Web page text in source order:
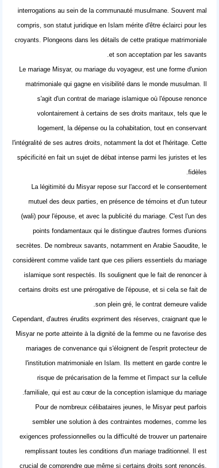
interrogations au sein de la communauté musulmane. Souvent mal
compris, son statut juridique en Islam mérite d'être éclairci pour les
croyants. Plongeons dans les détails de cette pratique matrimoniale
et son acceptation par les savants.
Le mariage Misyar, ou mariage du voyageur, est une forme d'union
matrimoniale qui gagne en visibilité dans le monde musulman. Il
s'agit d'un contrat de mariage islamique où l'épouse renonce
volontairement à certains de ses droits maritaux, tels que le
logement, la dépense ou la cohabitation, tout en conservant
l'intégralité de ses autres droits, notamment la dot et l'héritage. Cette
spécificité en fait un sujet de débat intense parmi les juristes et les
fidèles.
La légitimité du Misyar repose sur l'accord et le consentement
mutuel des deux parties, en présence de témoins et d'un tuteur
(wali) pour l'épouse, et avec la publicité du mariage. C'est l'un des
points fondamentaux qui le distingue d'autres formes d'unions
secrètes. De nombreux savants, notamment en Arabie Saoudite, le
considèrent comme valide tant que ces piliers essentiels du mariage
islamique sont respectés. Ils soulignent que le fait de renoncer à
certains droits est une prérogative de l'épouse, et si cela se fait de
son plein gré, le contrat demeure valide.
Cependant, d'autres érudits expriment des réserves, craignant que le
Misyar ne porte atteinte à la dignité de la femme ou ne favorise des
mariages de convenance qui s'éloignent de l'esprit protecteur de
l'institution matrimoniale en Islam. Ils mettent en garde contre le
risque de précarisation de la femme et l'impact sur la cellule
familiale, qui est au cœur de la conception islamique du mariage.
Pour de nombreuxcélibataires jeunes, le Misyar peut parfois
sembler une solution à des contraintes modernes, comme les
exigences professionnelles ou la difficulté de trouver un partenaire
remplissant toutes les conditions d'un mariage traditionnel. Il est